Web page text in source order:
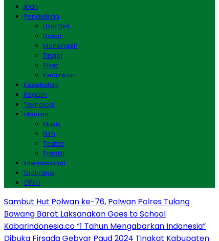
Iklan
Pendidikan
Usia Dini
Dasar
Menengah
Tinggi
Riset
Kebijakan
Kesehatan
Ragam
Teknologi
Hiburan
Musik
Film
Teater
Tradisi
Internasional
Olahraga
OPINI
Sambut Hut Polwan ke-76, Polwan Polres Tulang
Bawang Barat Laksanakan Goes to School
Kabarindonesia.co “1 Tahun Mengabarkan Indonesia”
Dibuka Firsada Gebyar Paud 2024 Tingkat Kabupaten